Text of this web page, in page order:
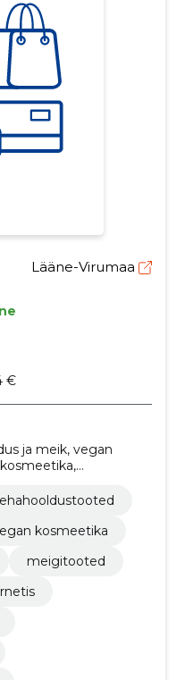
Lääne-Virumaa
€
ja meik, vegan
internetis,
meigitooted,
näohooldus
kosmeetika
meigitooted